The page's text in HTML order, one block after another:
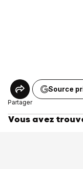
Partager
Source
Vous avez